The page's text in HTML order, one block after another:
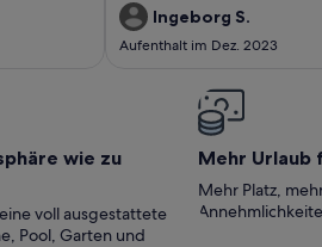
zu
Gut für
wir haben
Wir sind
Vermieter Pawlo war sehr
verbindlich, nochmals vielen
einer Woche Wäschewechsel,
ausgestattet und sehr sauber.
gerne wieder!
Ingeborg S.
Aufenthalt im Dez. 2023
wie zu
voll ausgestattete
Pool, Garten und
Mehr Urlaub
Mehr Platz,